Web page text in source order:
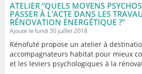
ATELIER “QUELS MOYENS
PASSER À L’ACTE DANS LES
RÉNOVATION ÉNERGÉTIQUE ?”
Ajouté le lundi 30 juillet 2018
Rénofuté propose un atelier à
accompagnateurs habitat pour mieux
et les leviers psychologiques à la